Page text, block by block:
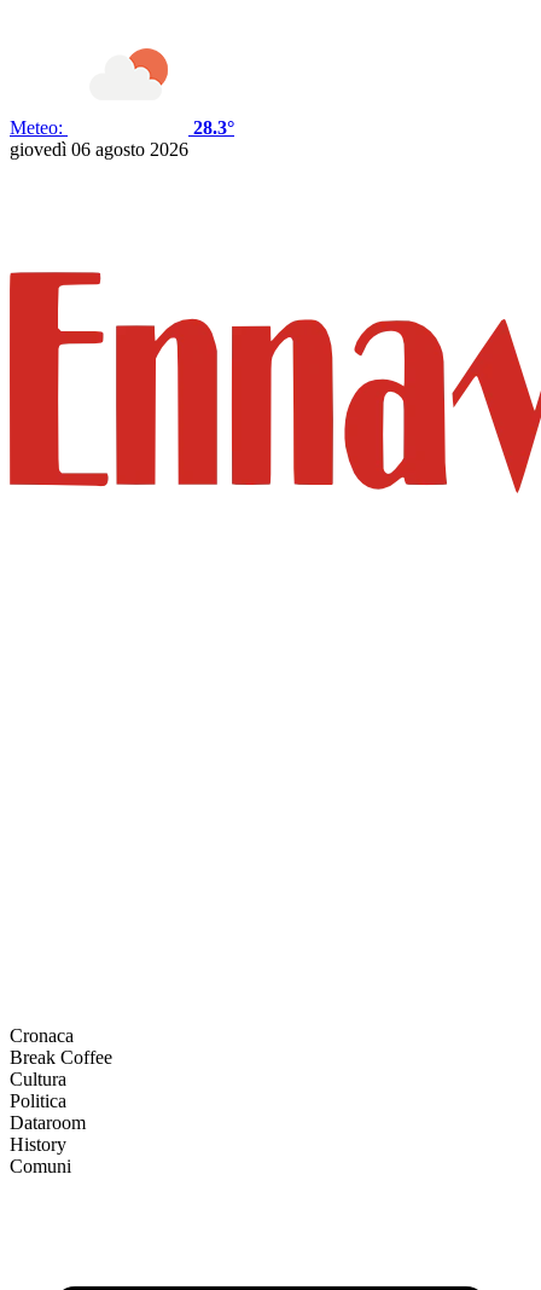
Meteo:
28.3°
giovedì 06 agosto 2026
Cronaca
Break Coffee
Cultura
Politica
Dataroom
History
Comuni